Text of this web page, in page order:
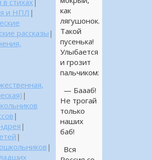
как
лягушонок.
Такой
пусенька!
Улыбается
и грозит
пальчиком:
— Баааб!
Не трогай
только
наших
баб!
Вся
в стихах
и НПЛ |
рассказы|
|
|
|
|
|